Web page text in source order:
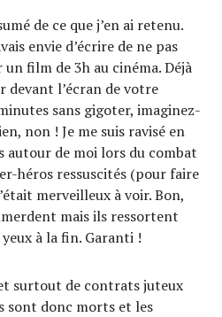
de ce que j’en ai retenu.
envie d’écrire de ne pas
film de 3h au cinéma. Déjà
devant l’écran de votre
sans gigoter, imaginez-
non ! Je me suis ravisé en
autour de moi lors du combat
héros ressuscités (pour faire
merveilleux à voir. Bon,
mais ils ressortent
à la fin. Garanti !
surtout de contrats juteux
sont donc morts et les